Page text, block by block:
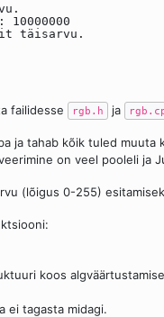
täisarvu.
failidesse rgb.h ja
ja tahab kõik tuled muuta
on veel pooleli ja
(lõigus 0-255)
koos
ei tagasta midagi.